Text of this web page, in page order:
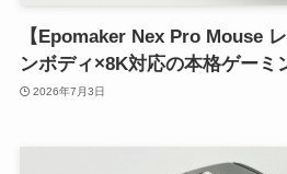
【Epomaker Nex Pro Mouse
ンボディ×8K対応の本格ゲーミ
2026年7月3日